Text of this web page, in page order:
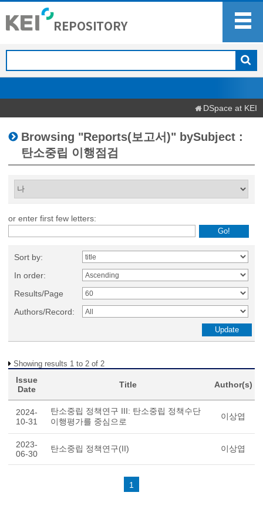
DSpace at KEI
Browsing "Reports(보고서)" bySubject :
탄소중립 이행점검
or enter first few letters:
Sort by:
In order:
Results/Page
Authors/Record:
Showing results 1 to 2 of 2
Issue
Date
Title Author(s)
2024-
10-31
탄소중립 정책연구 III: 탄소중립 정책수단
이행평가를 중심으로
이상엽
2023-
06-30
탄소중립 정책연구(II) 이상엽
1